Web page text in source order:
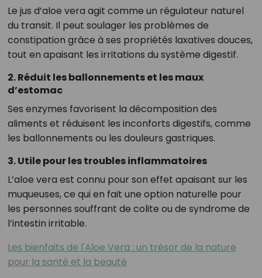
Le jus d’aloe vera agit comme un régulateur naturel
du transit. Il peut soulager les problèmes de
constipation grâce à ses propriétés laxatives douces,
tout en apaisant les irritations du système digestif.
2. Réduit les ballonnements et les maux
d’estomac
Ses enzymes favorisent la décomposition des
aliments et réduisent les inconforts digestifs, comme
les ballonnements ou les douleurs gastriques.
3. Utile pour les troubles inflammatoires
L’aloe vera est connu pour son effet apaisant sur les
muqueuses, ce qui en fait une option naturelle pour
les personnes souffrant de colite ou de syndrome de
l’intestin irritable.
Les bienfaits de l'Aloe Vera : un trésor de la nature
pour la santé et la beauté